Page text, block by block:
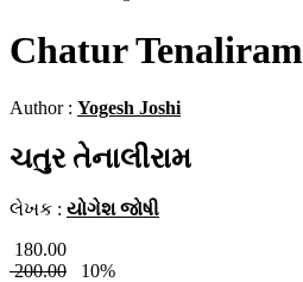
Chatur Tenaliram
Author : Yogesh Joshi
ચતુર તેનાલીરામ
લેખક : યોગેશ જોષી
180.00
200.00
10%